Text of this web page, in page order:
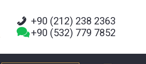
+90 (212) 238 2363
+90 (532) 779 7852